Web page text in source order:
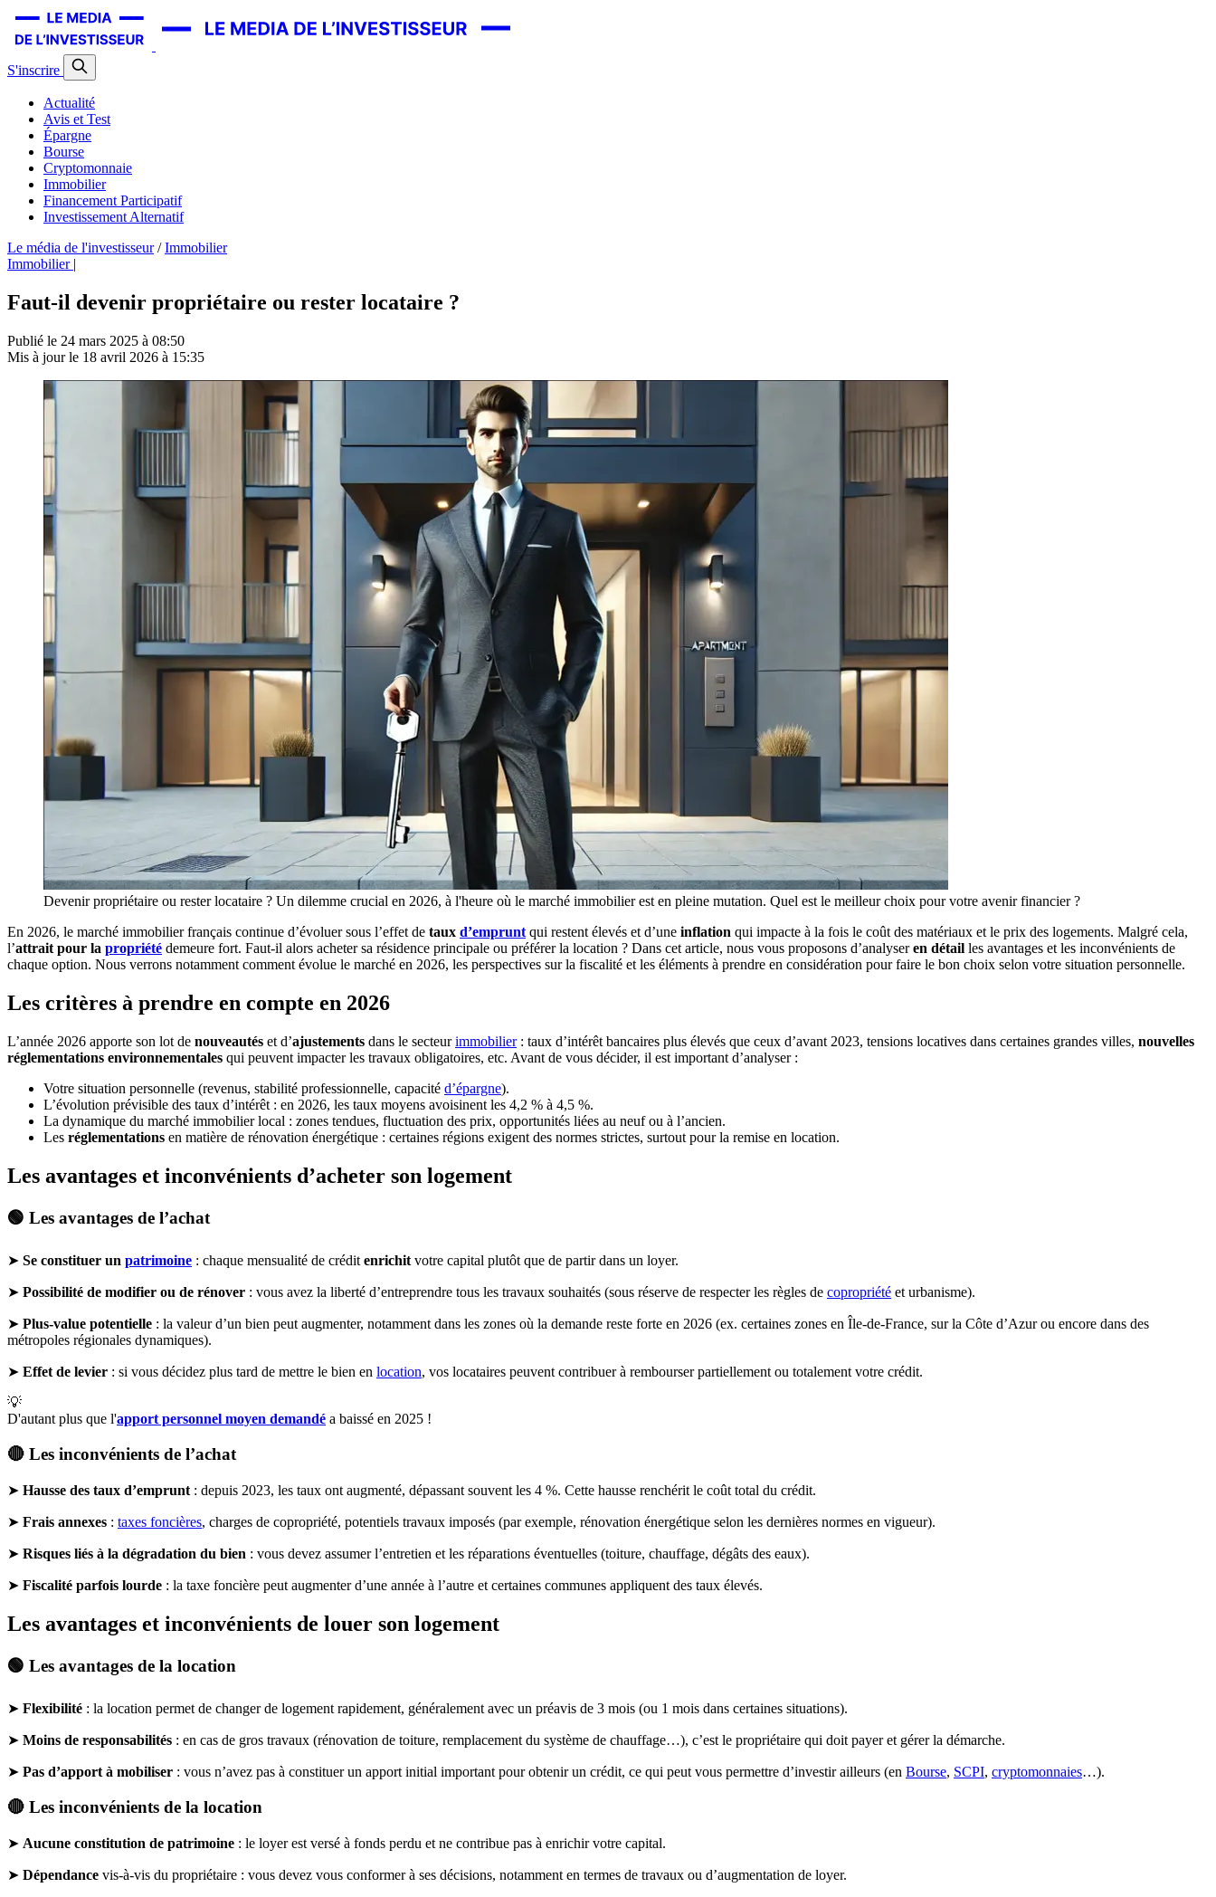
S'inscrire
Actualité
Avis et Test
Épargne
Bourse
Cryptomonnaie
Immobilier
Financement Participatif
Investissement Alternatif
Le média de l'investisseur / Immobilier
Immobilier |
Faut-il devenir propriétaire ou rester locataire ?
Publié le 24 mars 2025 à 08:50
Mis à jour le 18 avril 2026 à 15:35
Devenir propriétaire ou rester locataire ? Un dilemme crucial en 2026, à l'heure où le marché immobilier est en pleine mutation. Quel est le meilleur choix pour votre avenir financier ?
En 2026, le marché immobilier français continue d’évoluer sous l’effet de taux d’emprunt qui restent élevés et d’une inflation qui impacte à la fois le coût des matériaux et le prix des logements. Malgré cela,
l’attrait pour la propriété demeure fort. Faut-il alors acheter sa résidence principale ou préférer la location ? Dans cet article, nous vous proposons d’analyseren détail les avantages et les inconvénients de
chaque option. Nous verrons notamment comment évolue le marché en 2026, les perspectives sur la fiscalité et les éléments à prendre en considération pour faire le bon choix selon votre situation personnelle.
Les critères à prendre en compte en 2026
L’année 2026 apporte son lot de nouveautés et d’ajustements dans le secteurimmobilier: taux d’intérêt bancaires plus élevés que ceux d’avant 2023, tensions locatives dans certaines grandes villes, nouvelles
réglementations environnementales qui peuvent impacter les travaux obligatoires, etc. Avant de vous décider, il est important d’analyser :
Votre situation personnelle (revenus, stabilité professionnelle, capacité d’épargne).
L’évolution prévisible des taux d’intérêt : en 2026, les taux moyens avoisinent les 4,2 % à 4,5 %.
La dynamique du marché immobilier local : zones tendues, fluctuation des prix, opportunités liées au neuf ou à l’ancien.
Les réglementations en matière de rénovation énergétique : certaines régions exigent des normes strictes, surtout pour la remise en location.
Les avantages et inconvénients d’acheter son logement
🟢 Les avantages de l’achat
➤ Se constituer un patrimoine : chaque mensualité de crédit enrichit votre capital plutôt que de partir dans un loyer.
➤ Possibilité de modifier ou de rénover : vous avez la liberté d’entreprendre tous les travaux souhaités (sous réserve de respecter les règles de copropriété et urbanisme).
➤ Plus-value potentielle : la valeur d’un bien peut augmenter, notamment dans les zones où la demande reste forte en 2026 (ex. certaines zones en Île-de-France, sur la Côte d’Azur ou encore dans des
métropoles régionales dynamiques).
➤ Effet de levier : si vous décidez plus tard de mettre le bien en location, vos locataires peuvent contribuer à rembourser partiellement ou totalement votre crédit.
💡
D'autant plus que l'apport personnel moyen demandé a baissé en 2025 !
🔴 Les inconvénients de l’achat
➤ Hausse des taux d’emprunt : depuis 2023, les taux ont augmenté, dépassant souvent les 4 %. Cette hausse renchérit le coût total du crédit.
➤ Frais annexes : taxes foncières, charges de copropriété, potentiels travaux imposés (par exemple, rénovation énergétique selon les dernières normes en vigueur).
➤ Risques liés à la dégradation du bien : vous devez assumer l’entretien et les réparations éventuelles (toiture, chauffage, dégâts des eaux).
➤ Fiscalité parfois lourde : la taxe foncière peut augmenter d’une année à l’autre et certaines communes appliquent des taux élevés.
Les avantages et inconvénients de louer son logement
🟢 Les avantages de la location
➤ Flexibilité : la location permet de changer de logement rapidement, généralement avec un préavis de 3 mois (ou 1 mois dans certaines situations).
➤ Moins de responsabilités : en cas de gros travaux (rénovation de toiture, remplacement du système de chauffage…), c’est le propriétaire qui doit payer et gérer la démarche.
➤ Pas d’apport à mobiliser : vous n’avez pas à constituer un apport initial important pour obtenir un crédit, ce qui peut vous permettre d’investir ailleurs (en Bourse, SCPI, cryptomonnaies…).
🔴 Les inconvénients de la location
➤ Aucune constitution de patrimoine : le loyer est versé à fonds perdu et ne contribue pas à enrichir votre capital.
➤ Dépendance vis-à-vis du propriétaire : vous devez vous conformer à ses décisions, notamment en termes de travaux ou d’augmentation de loyer.